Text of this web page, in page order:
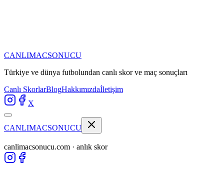
CANLIMACSONUCU
Türkiye ve dünya futbolundan canlı skor ve maç sonuçları
Canlı SkorlarBlogHakkımızdaİletişim
X
CANLIMACSONUCU
canlimacsonucu.com · anlık skor